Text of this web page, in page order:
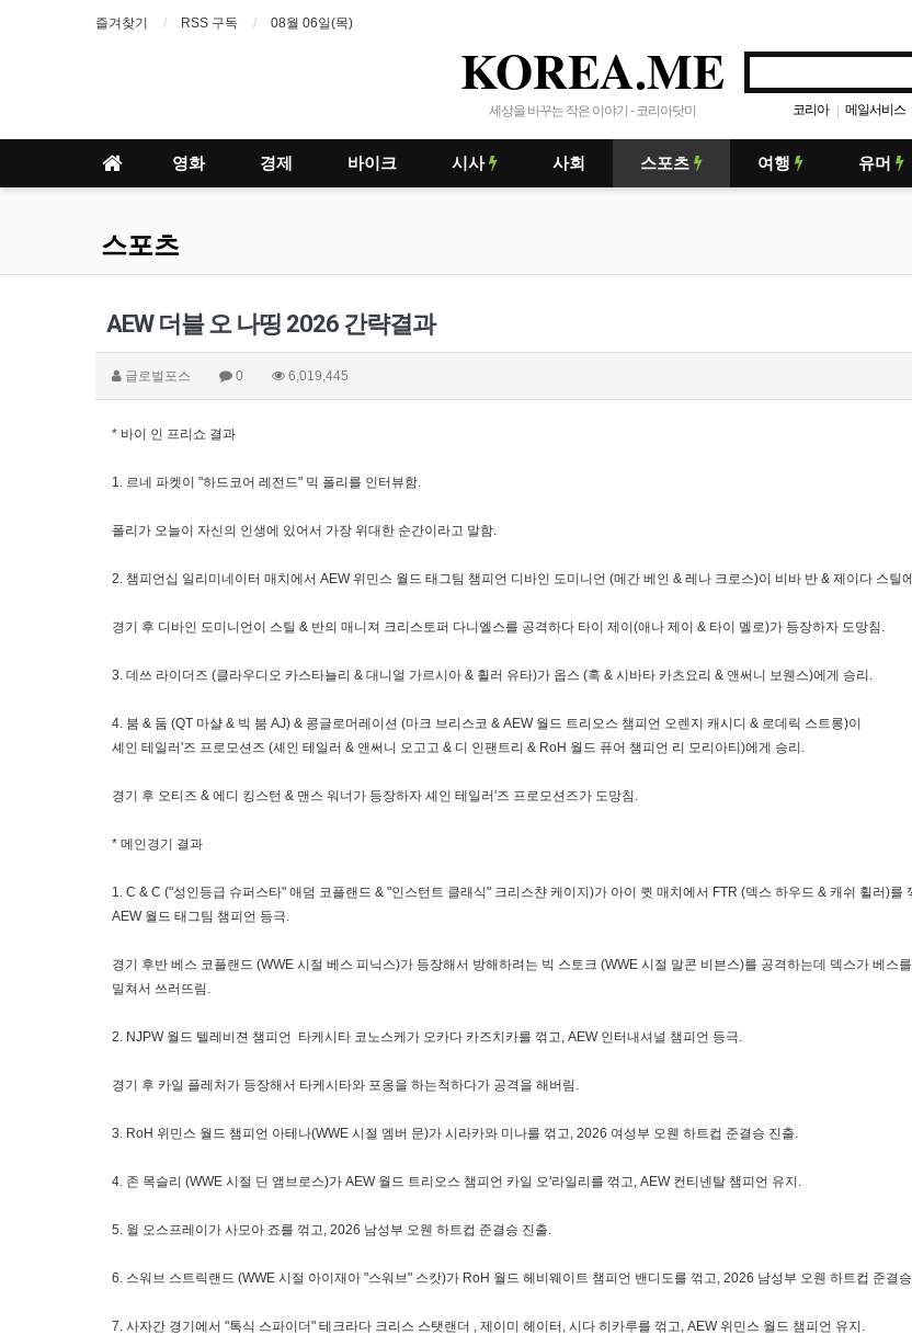
즐겨찾기 RSS 구독 08월 06일(목)
KOREA.ME
세상을 바꾸는 작은 이야기 - 코리아닷미 코리아 | 메일서비스
영화 경제 바이크 시사 사회 스포츠 여행 유머
스포츠
AEW 더블 오 나띵 2026 간략결과
글로벌포스 0 6,019,445
* 바이 인 프리쇼 결과
1. 르네 파켓이 "하드코어 레전드" 믹 폴리를 인터뷰함.
폴리가 오늘이 자신의 인생에 있어서 가장 위대한 순간이라고 말함.
2. 챔피언십 일리미네이터 매치에서 AEW 위민스 월드 태그팀 챔피언 디바인 도미니언 (메간 베인 & 레나 크로스)이 비바 반 & 제이다 스틸
경기 후 디바인 도미니언이 스틸 & 반의 매니져 크리스토퍼 다니엘스를 공격하다 타이 제이(애나 제이 & 타이 멜로)가 등장하자 도망침.
3. 데쓰 라이더즈 (클라우디오 카스타뇰리 & 대니얼 가르시아 & 휠러 유타)가 옵스 (훅 & 시바타 카츠요리 & 앤써니 보웬스)에게 승리.
4. 붐 & 둠 (QT 마샬 & 빅 붐 AJ) & 콩글로머레이션 (마크 브리스코 & AEW 월드 트리오스 챔피언 오렌지 캐시디 & 로데릭 스트롱)이
셰인 테일러'즈 프로모션즈 (셰인 테일러 & 앤써니 오고고 & 디 인팬트리 & RoH 월드 퓨어 챔피언 리 모리아티)에게 승리.
경기 후 오티즈 & 에디 킹스턴 & 맨스 워너가 등장하자 셰인 테일러'즈 프로모션즈가 도망침.
* 메인경기 결과
1. C & C ("성인등급 슈퍼스타" 애덤 코플랜드 & "인스턴트 클래식" 크리스챤 케이지)가 아이 큇 매치에서 FTR (덱스 하우드 & 캐쉬 휠러)를
AEW 월드 태그팀 챔피언 등극.
경기 후반 베스 코플랜드 (WWE 시절 베스 피닉스)가 등장해서 방해하려는 빅 스토크 (WWE 시절 말콘 비븐스)를 공격하는데 덱스가 베스
밀쳐서 쓰러뜨림.
2. NJPW 월드 텔레비젼 챔피언 타케시타 코노스케가 오카다 카즈치카를 꺾고, AEW 인터내셔널 챔피언 등극.
경기 후 카일 플레처가 등장해서 타케시타와 포옹을 하는척하다가 공격을 해버림.
3. RoH 위민스 월드 챔피언 아테나(WWE 시절 엠버 문)가 시라카와 미나를 꺾고, 2026 여성부 오웬 하트컵 준결승 진출.
4. 존 목슬리 (WWE 시절 딘 앰브로스)가 AEW 월드 트리오스 챔피언 카일 오'라일리를 꺾고, AEW 컨티넨탈 챔피언 유지.
5. 윌 오스프레이가 사모아 죠를 꺾고, 2026 남성부 오웬 하트컵 준결승 진출.
6. 스워브 스트릭랜드 (WWE 시절 아이재아 "스워브" 스캇)가 RoH 월드 헤비웨이트 챔피언 밴디도를 꺾고, 2026 남성부 오웬 하트컵 준결
7. 사자간 경기에서 "톡식 스파이더" 테크라다 크리스 스탯랜더 , 제이미 헤이터, 시다 히카루를 꺾고, AEW 위민스 월드 챔피언 유지.